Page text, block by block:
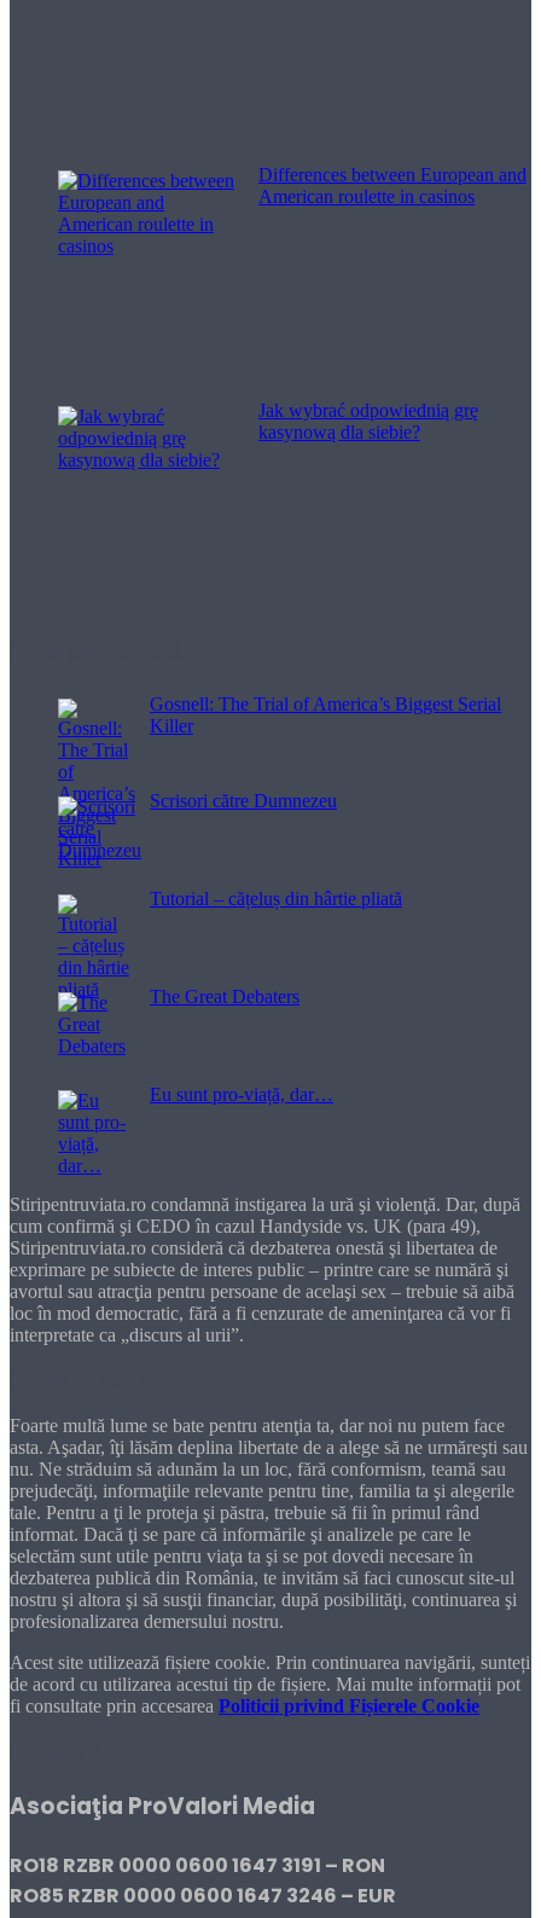
Differences between European and
American roulette in casinos
Jak wybrać odpowiednią grę
kasynową dla siebie?
Gosnell: The Trial of America’s Biggest Serial
Killer
Scrisori către Dumnezeu
Tutorial – cățeluș din hârtie pliată
The Great Debaters
Eu sunt pro-viață, dar…
Stiripentruviata.ro condamnă instigarea la ură şi violenţă. Dar, după
cum confirmă şi CEDO în cazul Handyside vs. UK (para 49),
Stiripentruviata.ro consideră că dezbaterea onestă şi libertatea de
exprimare pe subiecte de interes public – printre care se numără şi
avortul sau atracţia pentru persoane de acelaşi sex – trebuie să aibă
loc în mod democratic, fără a fi cenzurate de ameninţarea că vor fi
interpretate ca „discurs al urii”.
Foarte multă lume se bate pentru atenţia ta, dar noi nu putem face
asta. Aşadar, îţi lăsăm deplina libertate de a alege să ne urmăreşti sau
nu. Ne străduim să adunăm la un loc, fără conformism, teamă sau
prejudecăţi, informaţiile relevante pentru tine, familia ta şi alegerile
tale. Pentru a ţi le proteja şi păstra, trebuie să fii în primul rând
informat. Dacă ţi se pare că informările şi analizele pe care le
selectăm sunt utile pentru viaţa ta şi se pot dovedi necesare în
dezbaterea publică din România, te invităm să faci cunoscut site-ul
nostru şi altora şi să susţii financiar, după posibilităţi, continuarea şi
profesionalizarea demersului nostru.
Acest site utilizează fișiere cookie. Prin continuarea navigării, sunteți
de acord cu utilizarea acestui tip de fișiere. Mai multe informații pot
fi consultate prin accesarea Politicii privind Fișierele Cookie
Asociaţia ProValori Media
RO18 RZBR 0000 0600 1647 3191 – RON
RO85 RZBR 0000 0600 1647 3246 – EUR